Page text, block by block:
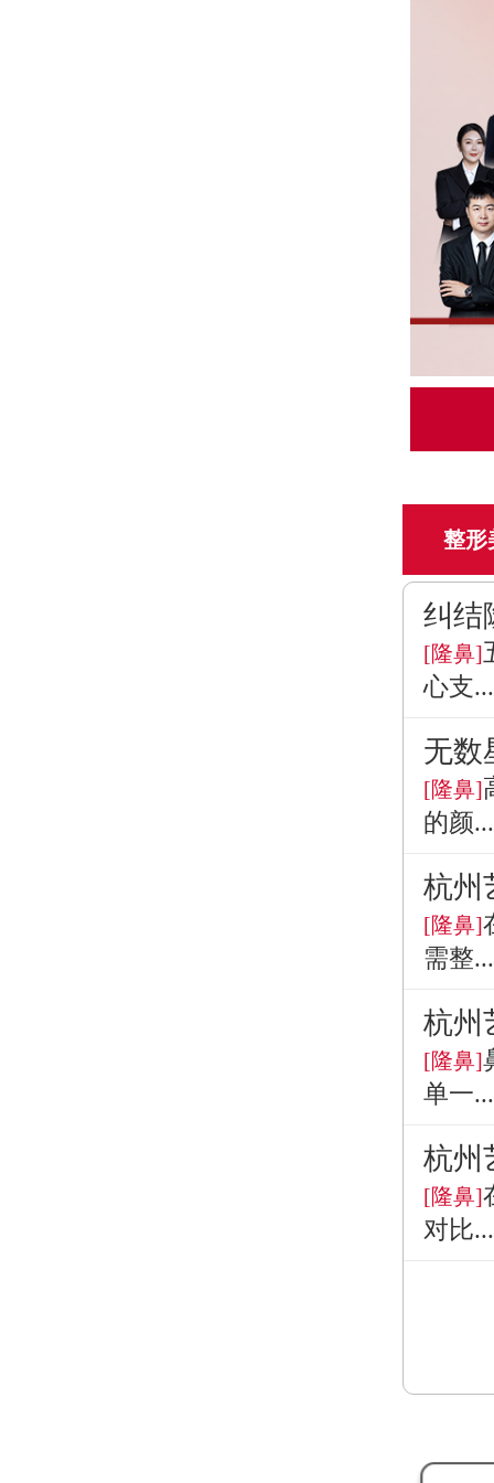
整形
纠结
[隆鼻]
心支...
无数
[隆鼻]
的颜...
杭州
[隆鼻]
需整...
杭州
[隆鼻]
单一...
杭州
[隆鼻]
对比...